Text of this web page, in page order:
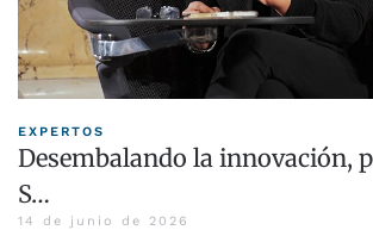
EXPERTOS
Desembalando la innovación,
S…
14 de junio de 2026